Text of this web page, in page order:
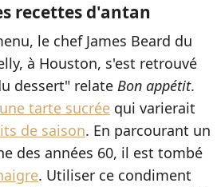
recettes d'antan
le chef James Beard du
à Houston, s'est retrouvé
dessert" relate Bon appétit.
une tarte sucrée qui varierait
de saison. En parcourant un
des années 60, il est tombé
. Utiliser ce condiment